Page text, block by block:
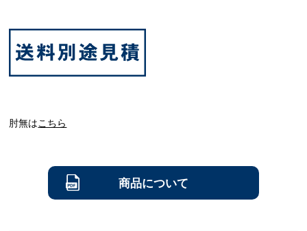
肘無はこちら
商品について